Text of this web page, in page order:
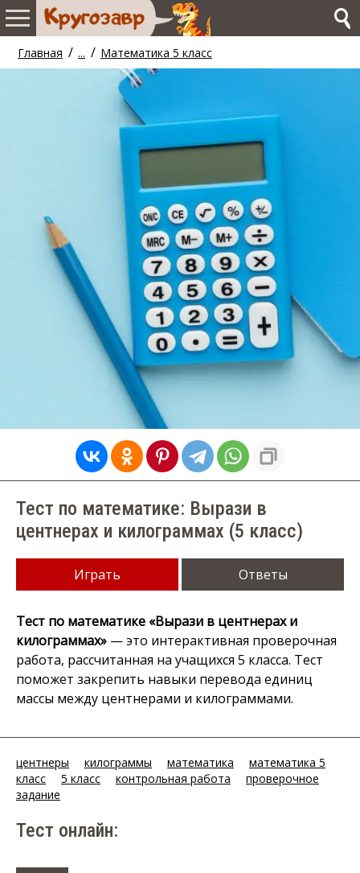
Главная / ... / Математика 5 класс
Тест по математике: Вырази в
центнерах и килограммах (5 класс)
Играть Ответы
Тест по математике «Вырази в центнерах и
килограммах» — это интерактивная проверочная
работа, рассчитанная на учащихся 5 класса. Тест
поможет закрепить навыки перевода единиц
массы между центнерами и килограммами.
центнеры килограммы математика
математика 5
класс
5 класс контрольная работа
проверочное
задание
Тест онлайн: